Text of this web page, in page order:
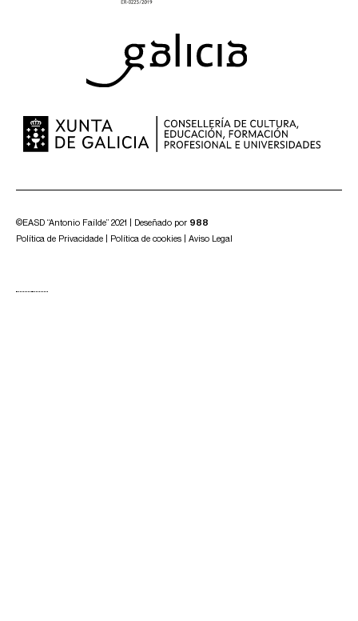
©EASD “Antonio Faílde” 2021 | Deseñado por 988
Política de Privacidade
Política de cookies Aviso Legal